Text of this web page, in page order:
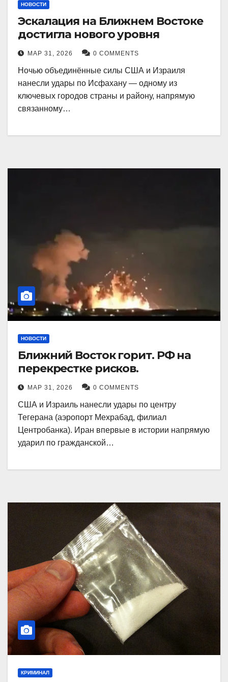
НОВОСТИ
Эскалация на Ближнем Востоке
достигла нового уровня
МАР 31, 2026 0 COMMENTS
Ночью объединённые силы США и Израиля
нанесли удары по Исфахану — одному из
ключевых городов страны и району, напрямую
связанному…
НОВОСТИ
Ближний Восток горит. РФ на
перекрестке рисков.
МАР 31, 2026 0 COMMENTS
США и Израиль нанесли удары по центру
Тегерана (аэропорт Мехрабад, филиал
Центробанка). Иран впервые в истории напрямую
ударил по гражданской…
КРИМИНАЛ